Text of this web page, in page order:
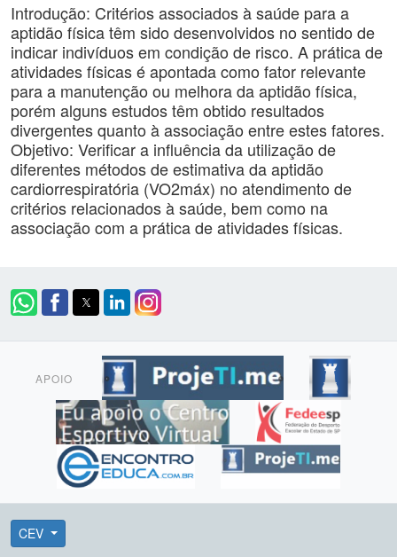
Introdução: Critérios associados à saúde para a
aptidão física têm sido desenvolvidos no sentido de
indicar indivíduos em condição de risco. A prática de
atividades físicas é apontada como fator relevante
para a manutenção ou melhora da aptidão física,
porém alguns estudos têm obtido resultados
divergentes quanto à associação entre estes fatores.
Objetivo: Verificar a influência da utilização de
diferentes métodos de estimativa da aptidão
cardiorrespiratória (VO2máx) no atendimento de
critérios relacionados à saúde, bem como na
associação com a prática de atividades físicas.
APOIO
CEV